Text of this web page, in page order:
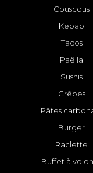
Couscous
Kebab
Tacos
Paëlla
Sushis
Crêpes
Pâtes
Burger
Raclette
Buffet à